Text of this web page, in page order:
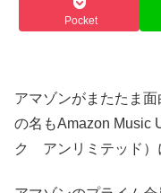
Pocket
アマゾンがまたたま
の名もAmazon Music
ク アンリミテッド）